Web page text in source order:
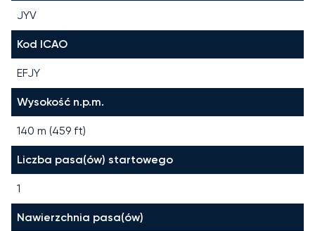
JYV
Kod ICAO
EFJY
Wysokość n.p.m.
140 m (459 ft)
Liczba pasa(ów) startowego
1
Nawierzchnia pasa(ów)